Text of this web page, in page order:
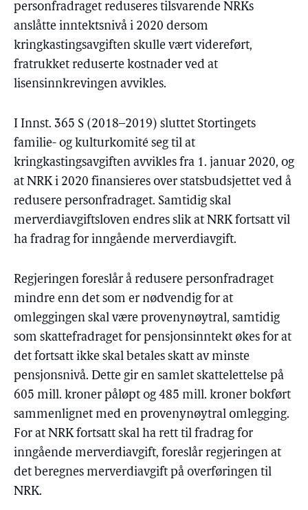
personfradraget reduseres tilsvarende NRKs
anslåtte inntektsnivå i 2020 dersom
kringkastingsavgiften skulle vært videreført,
fratrukket reduserte kostnader ved at
lisensinnkrevingen avvikles.
I Innst. 365 S (2018–2019) sluttet Stortingets
familie- og kulturkomité seg til at
kringkastingsavgiften avvikles fra 1. januar 2020, og
at NRK i 2020 finansieres over statsbudsjettet ved å
redusere personfradraget. Samtidig skal
merverdiavgiftsloven endres slik at NRK fortsatt vil
ha fradrag for inngående merverdiavgift.
Regjeringen foreslår å redusere personfradraget
mindre enn det som er nødvendig for at
omleggingen skal være provenynøytral, samtidig
som skattefradraget for pensjonsinntekt økes for at
det fortsatt ikke skal betales skatt av minste
pensjonsnivå. Dette gir en samlet skattelettelse på
605 mill. kroner påløpt og 485 mill. kroner bokført
sammenlignet med en provenynøytral omlegging.
For at NRK fortsatt skal ha rett til fradrag for
inngående merverdiavgift, foreslår regjeringen at
det beregnes merverdiavgift på overføringen til
NRK.